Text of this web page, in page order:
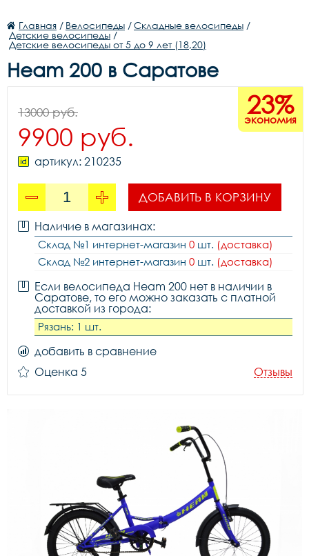
Главная / Велосипеды /Складные велосипеды /
Детские велосипеды /
Детские велосипеды от 5 до 9 лет (18,20)
Heam 200 в Саратове
23%
экономия
13000 руб.
9900 руб.
артикул: 210235
ДОБАВИТЬ В КОРЗИНУ
Наличие в магазинах:
Склад №1 интернет-магазин 0 шт. (доставка)
Склад №2 интернет-магазин 0 шт. (доставка)
Если велосипеда Heam 200 нет в наличии в
Саратове, то его можно заказать с платной
доставкой из города:
Рязань: 1 шт.
добавить в сравнение
Оценка 5
Отзывы